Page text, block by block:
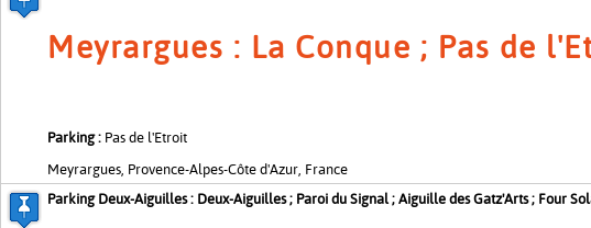
Meyrargues : La Conque ; Pas de
Parking : Pas de l'Etroit
Meyrargues, Provence-Alpes-Côte d'Azur, France
Parking Deux-Aiguilles : Deux-Aiguilles ; Paroi du Signal ; Aiguille des Gatz'Arts ; Four